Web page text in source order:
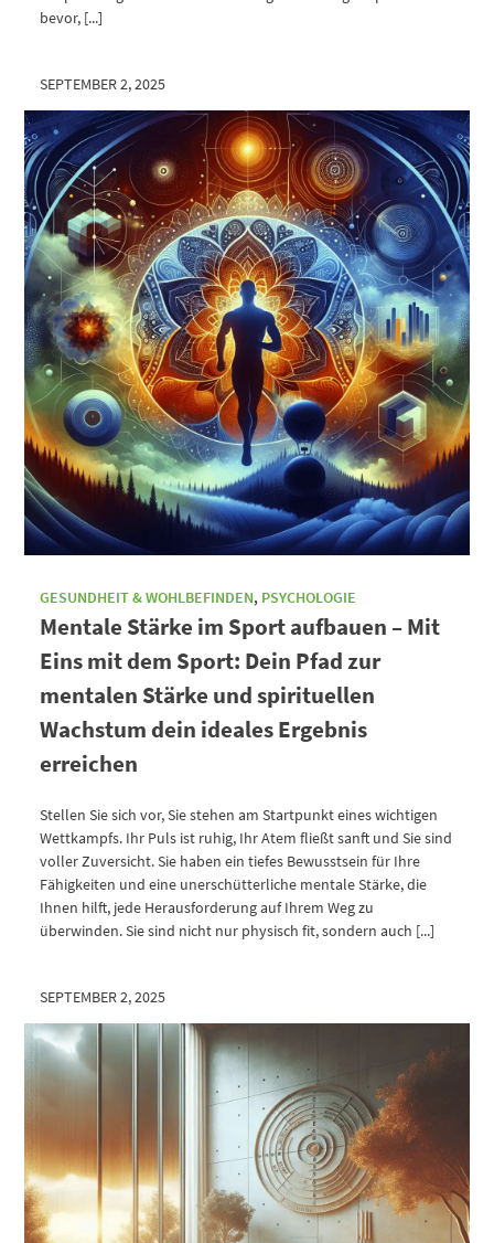
bevor, [...]
SEPTEMBER 2, 2025
GESUNDHEIT & WOHLBEFINDEN, PSYCHOLOGIE
Mentale Stärke im Sport aufbauen – Mit
Eins mit dem Sport: Dein Pfad zur
mentalen Stärke und spirituellen
Wachstum dein ideales Ergebnis
erreichen
Stellen Sie sich vor, Sie stehen am Startpunkt eines wichtigen
Wettkampfs. Ihr Puls ist ruhig, Ihr Atem fließt sanft und Sie sind
voller Zuversicht. Sie haben ein tiefes Bewusstsein für Ihre
Fähigkeiten und eine unerschütterliche mentale Stärke, die
Ihnen hilft, jede Herausforderung auf Ihrem Weg zu
überwinden. Sie sind nicht nur physisch fit, sondern auch [...]
SEPTEMBER 2, 2025